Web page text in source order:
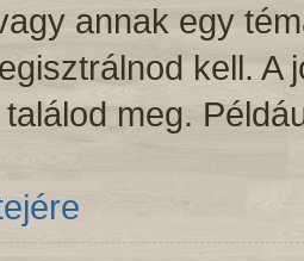
annak egy
kell. A
meg.